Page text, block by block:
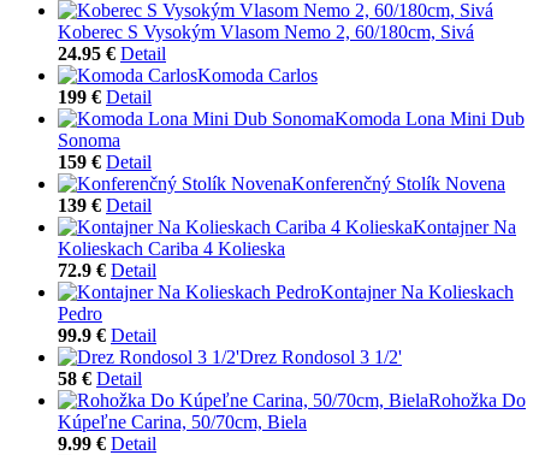
Koberec S Vysokým Vlasom Nemo 2, 60/180cm, Sivá
24.95 € Detail
Komoda Carlos
199 € Detail
Komoda Lona Mini Dub
Sonoma
159 € Detail
Konferenčný Stolík Novena
139 € Detail
Kontajner Na
Kolieskach Cariba 4 Kolieska
72.9 € Detail
Kontajner Na Kolieskach
Pedro
99.9 € Detail
Drez Rondosol 3 1/2'
58 € Detail
Rohožka Do
Kúpeľne Carina, 50/70cm, Biela
9.99 € Detail